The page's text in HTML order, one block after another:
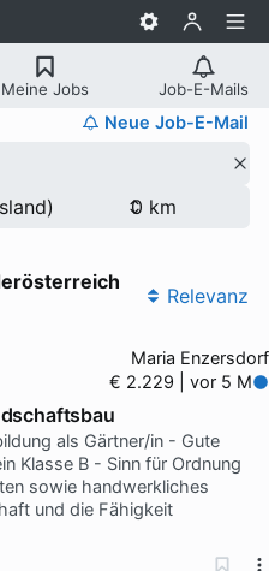
Meine Jobs Job-E-Mails
Neue Job-E-Mail
Relevanz
Maria Enzersdorf
€ 2.229 | vor 5 M
als Gärtner/in - Gute
Klasse B - Sinn für Ordnung
sowie handwerkliches
und die Fähigkeit